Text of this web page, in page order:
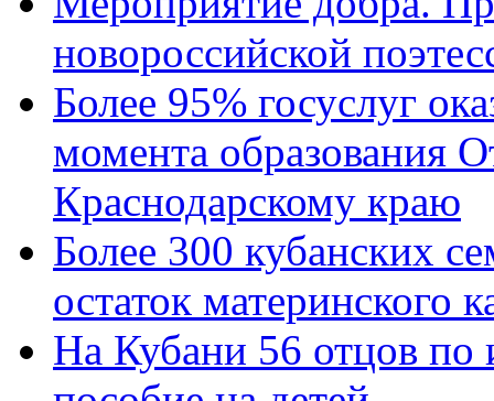
новороссийской
Более 95% госуслуг
момента образования
Краснодарскому краю
Более 300 кубанских
остаток материнского
На Кубани 56 отцов по